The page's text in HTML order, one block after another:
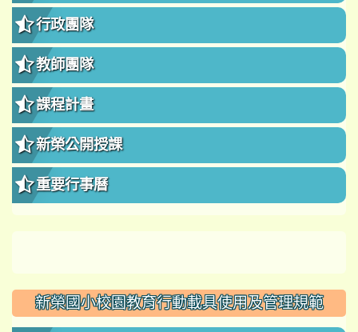
行政團隊
教師團隊
課程計畫
新榮公開授課
重要行事曆
新榮國小校園教育行動載具使用及管理規範